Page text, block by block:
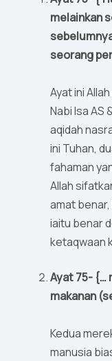
melainkan
seorang
Ayat ini
Nabi Isa AS
aqidah
ini Tuhan,
fahaman
Allah
amat
iaitu benar
ketaqwaan
Ayat 75- {…
makanan
Kedua
manusia